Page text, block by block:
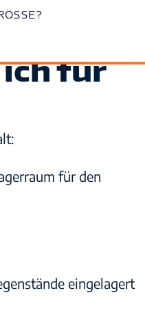
ich für
für den
eingelagert